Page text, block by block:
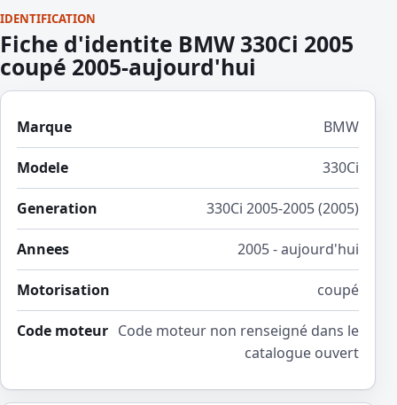
IDENTIFICATION
Fiche d'identite BMW 330Ci 2005
coupé 2005-aujourd'hui
Marque BMW
Modele 330Ci
Generation 330Ci 2005-2005 (2005)
Annees 2005 - aujourd'hui
Motorisation coupé
Code moteur Code moteur non renseigné dans le
catalogue ouvert